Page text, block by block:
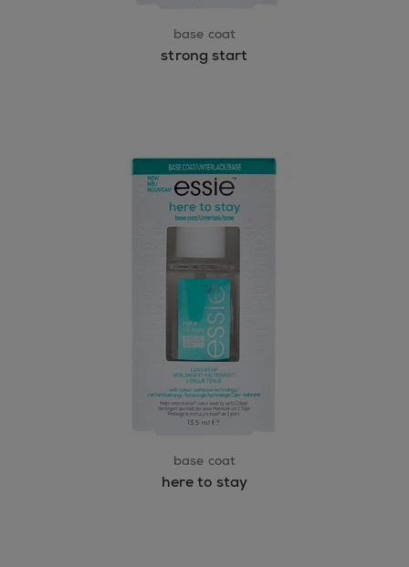
base coat
strong start
base coat
here to stay